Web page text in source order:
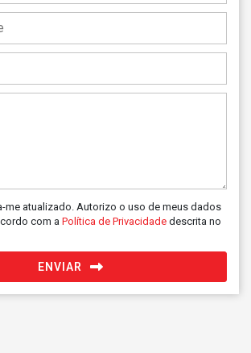
me atualizado. Autorizo o uso de meus dados
com a Política de Privacidade descrita no
ENVIAR